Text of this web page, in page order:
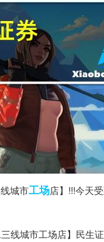
城市工场店】!!!今天
线城市工场店】民生